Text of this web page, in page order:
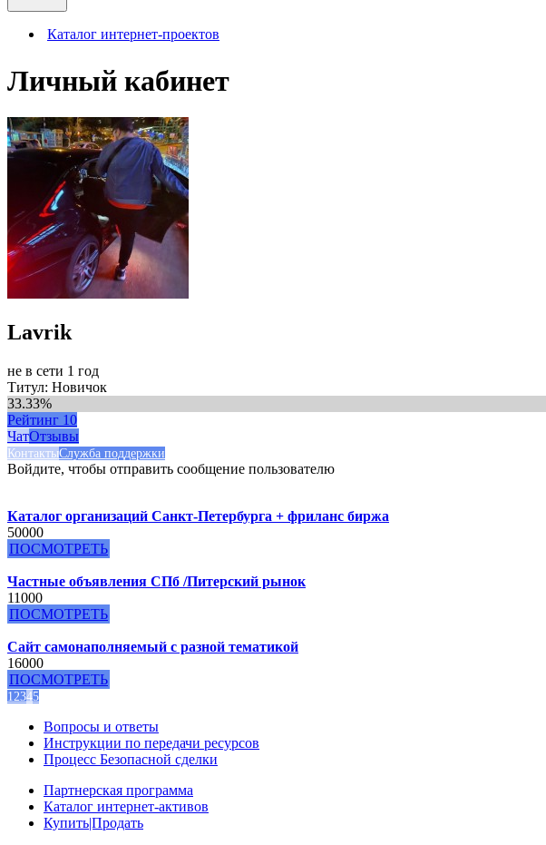
Каталог интернет-проектов
Личный кабинет
Lavrik
не в сети 1 год
Титул: Новичок
33.33%
Рейтинг 10
ЧатОтзывы
КонтактыСлужба поддержки
Войдите, чтобы отправить сообщение пользователю
Каталог организаций Санкт-Петербурга + фриланс биржа
50000
ПОСМОТРЕТЬ
Частные объявления СПб /Питерский рынок
11000
ПОСМОТРЕТЬ
Сайт самонаполняемый с разной тематикой
16000
ПОСМОТРЕТЬ
12345
Вопросы и ответы
Инструкции по передачи ресурсов
Процесс Безопасной сделки
Партнерская программа
Каталог интернет-активов
Купить|Продать